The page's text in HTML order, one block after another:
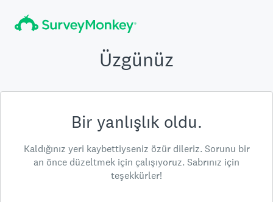
Üzgünüz
Bir yanlışlık oldu.
Kaldığınız yeri kaybettiyseniz özür dileriz. Sorunu bir
an önce düzeltmek için çalışıyoruz. Sabrınız için
teşekkürler!